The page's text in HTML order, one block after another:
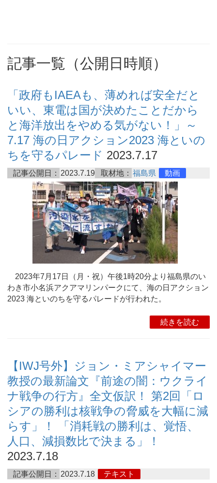
記事一覧（公開日時順）
「政府もIAEAも、薄めれば安全だと
いい、東電は国が決めたことだから
と海洋放出をやめる気がない！」～
7.17 海の日アクション2023 海といの
ちを守るパレード 2023.7.17
記事公開日： 2023.7.19 取材地： 福島県 動画
2023年7月17日（月・祝）午後1時20分より福島県のい
わき市小名浜アクアマリンパークにて、海の日アクション
2023 海といのちを守るパレードが行われた。
続きを読む
【IWJ号外】ジョン・ミアシャイマー
教授の最新論文『前途の闇：ウクライ
ナ戦争の行方』全文仮訳！ 第2回「ロ
シアの勝利は核戦争の脅威を大幅に減
らす」！ 「消耗戦の勝利は、覚悟、
人口、減損数比で決まる」！
2023.7.18
記事公開日： 2023.7.18 テキスト